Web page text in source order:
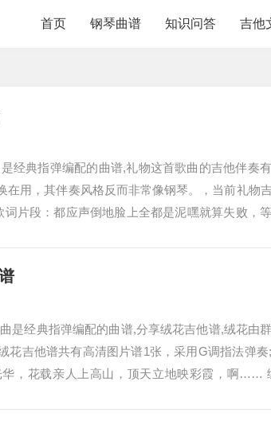
首页 钢琴曲谱 知识问答 吉他
经典指弹编配的曲谱,礼物这首歌曲的吉他伴奏有
在用，其伴奏风格反而非常像钢琴。，当前礼物
片段：都应声倒地脸上全都是泥嘿就算失败，
是经典指弹编配的曲谱,分享绒花吉他谱,绒花由
花吉他谱共有高清图片谱1张，采用G调指法弹奏;
，花载亲人上高山，顶天立地映彩霞，啊……